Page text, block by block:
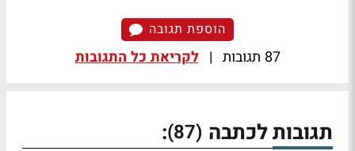
הוספת תגובה
87 תגובות | לקריאת כל התגובות
תגובות לכתבה (87)
: